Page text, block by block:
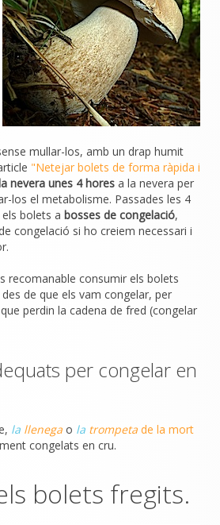
mullar-los, amb un drap humit
"Netejar bolets de forma ràpida i
nevera unes 4 hores a la nevera per
los el metabolisme. Passades les 4
bolets a bosses de congelació,
congelació si ho creiem necessari i
recomanable consumir els bolets
des de que els vam congelar, per
perdin la cadena de fred (congelar
per congelar en
la llenega o la trompeta de la mort
congelats en cru.
bolets fregits.